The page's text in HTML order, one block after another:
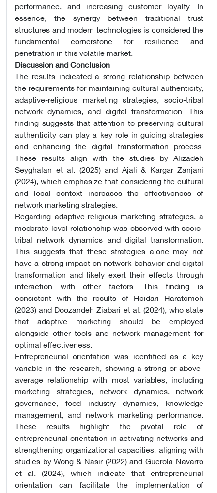
performance, and increasing customer loyalty. In
essence, the synergy between traditional trust
structures and modern technologies is considered the
fundamental cornerstone for resilience and
penetration in this volatile market.
Discussion and Conclusion
The results indicated a strong relationship between
the requirements for maintaining cultural authenticity,
adaptive-religious marketing strategies, socio-tribal
network dynamics, and digital transformation. This
finding suggests that attention to preserving cultural
authenticity can play a key role in guiding strategies
and enhancing the digital transformation process.
These results align with the studies by Alizadeh
Seyghalan et al. (2025) and Ajali & Kargar Zanjani
(2024), which emphasize that considering the cultural
and local context increases the effectiveness of
network marketing strategies.
Regarding adaptive-religious marketing strategies, a
moderate-level relationship was observed with socio-
tribal network dynamics and digital transformation.
This suggests that these strategies alone may not
have a strong impact on network behavior and digital
transformation and likely exert their effects through
interaction with other factors. This finding is
consistent with the results of Heidari Haratemeh
(2023) and Doozandeh Ziabari et al. (2024), who state
that adaptive marketing should be employed
alongside other tools and network management for
optimal effectiveness.
Entrepreneurial orientation was identified as a key
variable in the research, showing a strong or above-
average relationship with most variables, including
marketing strategies, network dynamics, network
governance, food industry dynamics, knowledge
management, and network marketing performance.
These results highlight the pivotal role of
entrepreneurial orientation in activating networks and
strengthening organizational capacities, aligning with
studies by Wong & Nasir (2022) and Guerola-Navarro
et al. (2024), which indicate that entrepreneurial
orientation can facilitate the implementation of